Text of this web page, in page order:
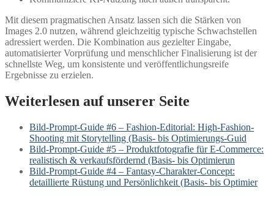
Mit diesem pragmatischen Ansatz lassen sich die Stärken von
Images 2.0 nutzen, während gleichzeitig typische Schwachstellen
adressiert werden. Die Kombination aus gezielter Eingabe,
automatisierter Vorprüfung und menschlicher Finalisierung ist der
schnellste Weg, um konsistente und veröffentlichungsreife
Ergebnisse zu erzielen.
Weiterlesen auf unserer Seite
Bild-Prompt-Guide #6 – Fashion-Editorial: High-Fashion-
Shooting mit Storytelling (Basis- bis Optimierungs-Guid
Bild-Prompt-Guide #5 – Produktfotografie für E‑Commerce:
realistisch & verkaufsfördernd (Basis- bis Optimierun
Bild-Prompt-Guide #4 – Fantasy-Charakter-Concept:
detaillierte Rüstung und Persönlichkeit (Basis- bis Optimier